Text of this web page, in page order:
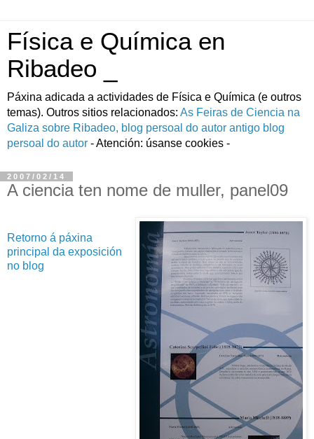
Física e Química en
Ribadeo _
Páxina adicada a actividades de Fí­sica e Quí­mica (e outros
temas). Outros sitios relacionados: As Feiras de Ciencia na
Galiza sobre Ribadeo, blog persoal do autor antigo blog
persoal do autor - Atención: úsanse cookies -
2007/02/14
A ciencia ten nome de muller, panel09
Retorno á páxina
principal da exposición
no blog